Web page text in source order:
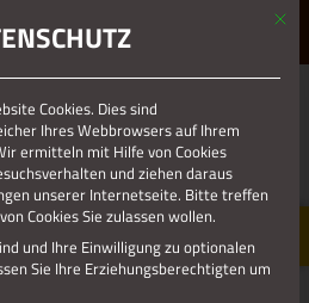
ERLEBE DICH. Mit
Cookies. Dies sind
Ihres Webbrowsers auf Ihrem
ermitteln mit Hilfe von Cookies
und ziehen daraus
unserer Internetseite. Bitte treffen
Cookies Sie zulassen wollen.
und Ihre Einwilligung zu optionalen
Sie Ihre Erziehungsberechtigten um